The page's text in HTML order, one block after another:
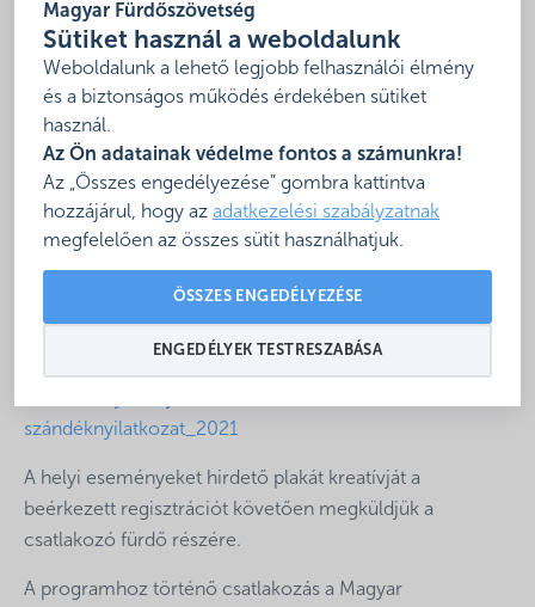
Magyar Fürdőszövetség
Sütiket használ a weboldalunk
Weboldalunk a lehető legjobb felhasználói élmény
és a biztonságos működés érdekében sütiket
használ.
Az Ön adatainak védelme fontos a számunkra!
Az „Összes engedélyezése” gombra kattintva
hozzájárul, hogy az adatkezelési szabályzatnak
megfelelően az összes sütit használhatjuk.
ÖSSZES ENGEDÉLYEZÉSE
ENGEDÉLYEK TESTRESZABÁSA
rendezvény.
Időpont: 2021. július 31. (szombat)
A fürdők szabadon szervezhetnek helyi programokat és
biztosíthatnak a vendégeknek kedvezményt. Minden
fürdő igazodhat saját, már kialakult nyitvatartási
rendjéhez.
Kérjük, amennyiben csatlakozni kíván a
programhoz, töltse ki az alábbi linkről
elérhető szándéknyilatkozatot és juttassa el az
info@furdoszovetseg.hu e-mail címre.
szándéknyilatkozat_2021
A helyi eseményeket hirdető plakát kreatívját a
beérkezett regisztrációt követően megküldjük a
csatlakozó fürdő részére.
A programhoz történő csatlakozás a Magyar